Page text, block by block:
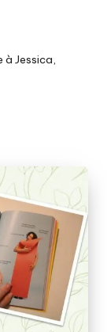
à Jessica,